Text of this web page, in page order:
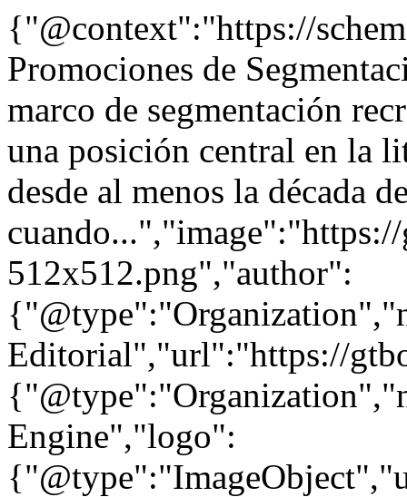
{"@context":"https://
Promociones de
marco de segmentación
una posición central en la
desde al menos la década
512x512.png","author":
Editorial","url":"https://
Engine","logo":